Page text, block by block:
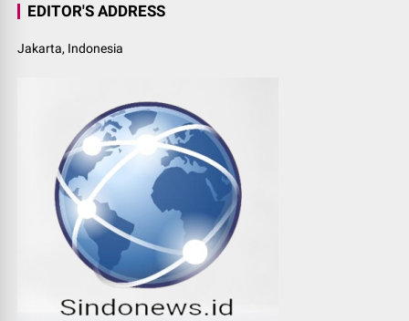
EDITOR'S ADDRESS
Jakarta, Indonesia